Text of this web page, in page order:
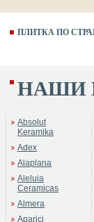
ПЛИТКА ПО
НАШИ
Absolut
Keramika
Adex
Alaplana
Aleluia
Ceramicas
Almera
Aparici